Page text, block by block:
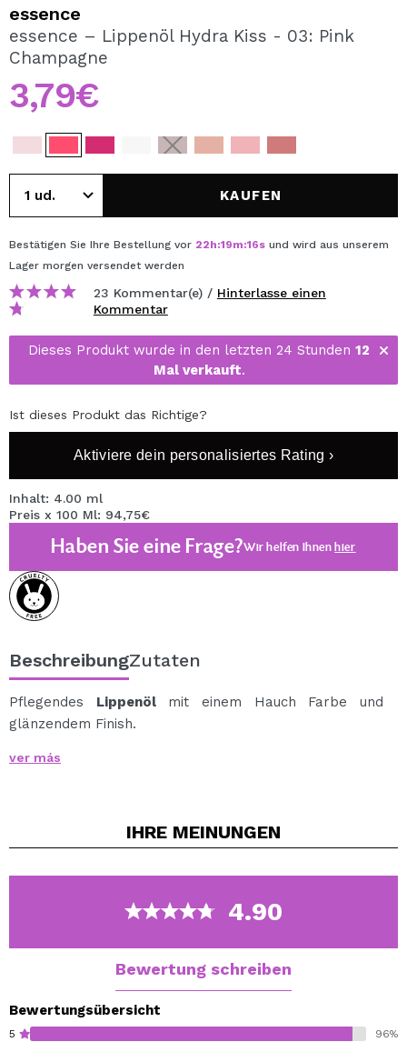
REGISTRIEREN
Durch die Erstellung eines Kontos bei Maquillalia.de
können Sie Ihre Einkäufe schnell tätigen, den Status Ihrer
Bestellungen überprüfen und Ihre bisherigen Vorgänge
einsehen.
essence
essence – Lippenöl Hydra Kiss - 03: Pink
Champagne
3,79€
KAUFEN
Bestätigen Sie Ihre Bestellung vor 22h:19m:16s und wird aus unserem
Lager morgen versendet werden
23 Kommentar(e) / Hinterlasse einen
Kommentar
Dieses Produkt wurde in den letzten 24 Stunden 12
Mal verkauft.
Ist dieses Produkt das Richtige?
Aktiviere dein personalisiertes Rating ›
Inhalt: 4.00 ml
Preis x 100 Ml: 94,75€
Haben Sie eine Frage?Wir helfen Ihnenhier
BeschreibungZutaten
Pflegendes Lippenölmit einem Hauch Farbe und
glänzendem Finish.
einem glänzenden, nicht klebrigen Finish.
Sie versorgen die Lippenmit Feuchtigkeit
Sie erhalten weiche und mit Feuchtigkeit versorgte
ver más
IHRE MEINUNGEN
4.90
Bewertung schreiben
Bewertungsübersicht
5 96%